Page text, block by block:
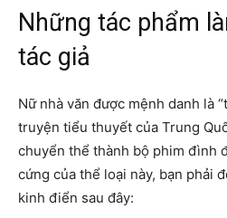
Những tác phẩm
tác giả
Nữ nhà văn được mệnh danh là
truyện tiểu thuyết của Trung
chuyển thể thành bộ phim đình
cứng của thể loại này, bạn phải
kinh điển sau đây: